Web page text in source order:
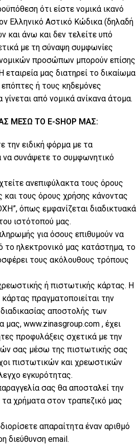
ότι είστε νομικά ικανό
Ελληνικό Αστικό Κώδικα (δηλαδή
και άνω και δεν τελείτε υπό
με τη σύναψη συμφωνίες
προσώπων μπορούν επίσης
εταιρεία μας διατηρεί το δικαίωμα
ή τους κηδεμόνες
από νομικά ανίκανα άτομα.
ΜΕΣΩ ΤΟ E-SHOP ΜΑΣ:
την ειδική φόρμα με τα
να συνάψετε το συμφωνητικό
ανεπιφύλακτα τους όρους
τους όρους χρήσης κάνοντας
όπως εμφανίζεται διαδικτυακά
ιστότοπού μας.
για όσους επιθυμούν να
το ηλεκτρονικό μας κατάστημα, το
τους ακόλουθους τρόπους
ή πιστωτικής κάρτας. Η
πραγματοποιείται την
αποστολής των
μας, www.zinasgroup.com , έχει
προφυλάξεις σχετικά με την
σας μέσω της πιστωτικής σας
πιστωτικών και χρεωστικών
εγκυρότητας.
σας θα αποσταλεί την
χρήματα στον τραπεζικό μας
απαραίτητα έναν αριθμό
διεύθυνση email.